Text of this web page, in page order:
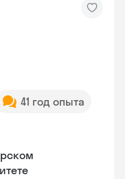
41 год опыта